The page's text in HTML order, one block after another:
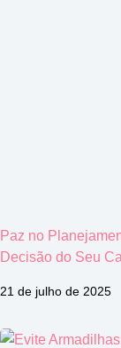
Paz no
Decisão do Seu
21 de julho de 2025